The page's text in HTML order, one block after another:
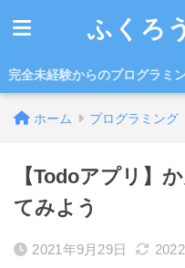
ふくろ
完全未経験からのプログラミ
ホーム プログラミング
【Todoアプリ】
てみよう
2021年9月29日